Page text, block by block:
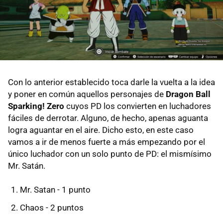
Con lo anterior establecido toca darle la vuelta a la idea
y poner en común aquellos personajes de Dragon Ball
Sparking! Zero cuyos PD los convierten en luchadores
fáciles de derrotar. Alguno, de hecho, apenas aguanta
logra aguantar en el aire. Dicho esto, en este caso
vamos a ir de menos fuerte a más empezando por el
único luchador con un solo punto de PD: el mismísimo
Mr. Satán.
Mr. Satan - 1 punto
Chaos - 2 puntos